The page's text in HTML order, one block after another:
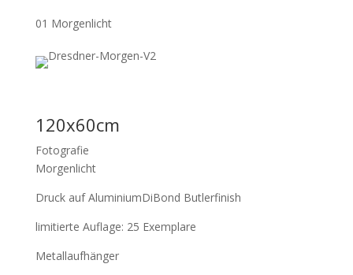
01 Morgenlicht
120x60cm
Fotografie
Morgenlicht
Druck auf AluminiumDiBond Butlerfinish
limitierte Auflage: 25 Exemplare
Metallaufhänger